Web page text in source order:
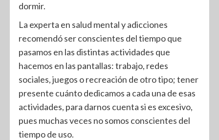
dormir.
La experta en salud mental y adicciones
recomendó ser conscientes del tiempo que
pasamos en las distintas actividades que
hacemos en las pantallas: trabajo, redes
sociales, juegos o recreación de otro tipo; tener
presente cuánto dedicamos a cada una de esas
actividades, para darnos cuenta si es excesivo,
pues muchas veces no somos conscientes del
tiempo de uso.